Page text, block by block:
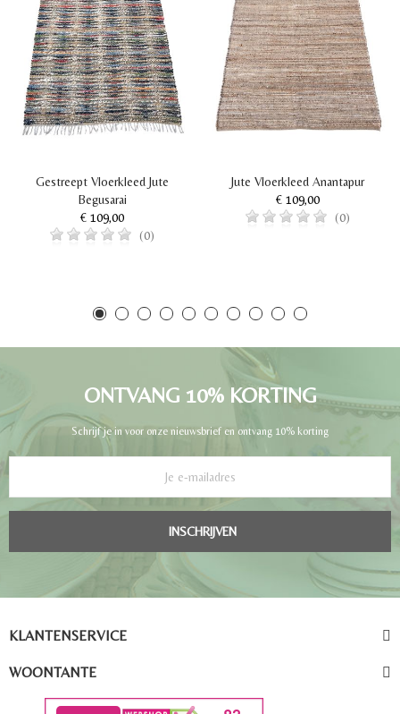
Gestreept Vloerkleed Jute
Begusarai
€ 109,00
(0)
Jute Vloerkleed Anantapur
€ 109,00
(0)
ONTVANG 10% KORTING
Schrijf je in voor onze nieuwsbrief en ontvang 10% korting
INSCHRIJVEN
KLANTENSERVICE
WOONTANTE